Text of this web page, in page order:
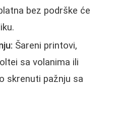
bez podrške će
Šareni printovi,
sa volanima ili
skrenuti pažnju sa